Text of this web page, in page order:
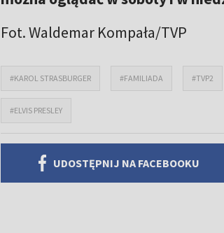
Fot. Waldemar Kompała/TVP
#KAROL STRASBURGER #FAMILIADA #TVP2
#ELVIS PRESLEY
UDOSTĘPNIJ NA FACEBOOKU